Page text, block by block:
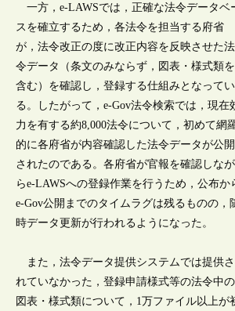
一方，e-LAWSでは，正確な法令データベ
スを確立するため，各法令を担当する府省
が，法令改正の度に改正内容を反映させた法
令データ（条文のみならず，図表・様式類を
含む）を確認し，登録する仕組みとなってい
る。したがって，e-Gov法令検索では，現在
力を有する約8,000法令について，初めて網
的に各府省が内容確認した法令データが公開
されたのである。各府省が官報を確認しなが
らe-LAWSへの登録作業を行うため，公布か
e-Gov公開までのタイムラグは残るものの，
時データ更新が行われるようになった。
また，法令データ提供システムでは提供さ
れていなかった，登録申請様式等の法令中の
図表・様式類について，1万ファイル以上が